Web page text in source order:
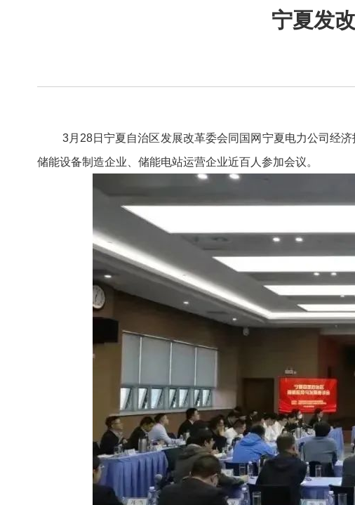
宁夏发
3月28日宁夏自治区发展改革委会同国网宁夏电力公司经
储能设备制造企业、储能电站运营企业近百人参加会议。